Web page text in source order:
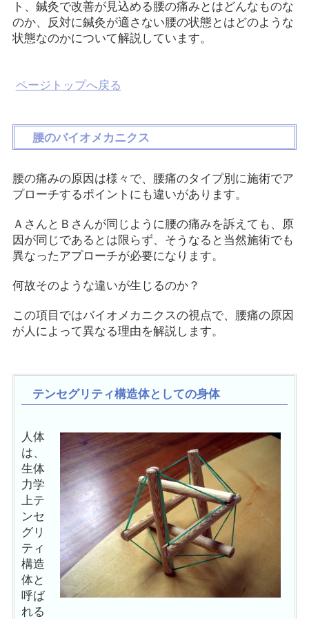
ト、鍼灸で改善が見込める腰の痛みとはどんなものな
のか、反対に鍼灸が適さない腰の状態とはどのような
状態なのかについて解説しています。
ページトップへ戻る
腰のバイオメカニクス
腰の痛みの原因は様々で、腰痛のタイプ別に施術でア
プローチするポイントにも違いがあります。
ＡさんとＢさんが同じように腰の痛みを訴えても、原
因が同じであるとは限らず、そうなると当然施術でも
異なったアプローチが必要になります。
何故そのような違いが生じるのか？
この項目ではバイオメカニクスの視点で、腰痛の原因
が人によって異なる理由を解説します。
テンセグリティ構造体としての身体
人体
は、
生体
力学
上テ
ンセ
グリ
ティ
構造
体と
呼ば
れる